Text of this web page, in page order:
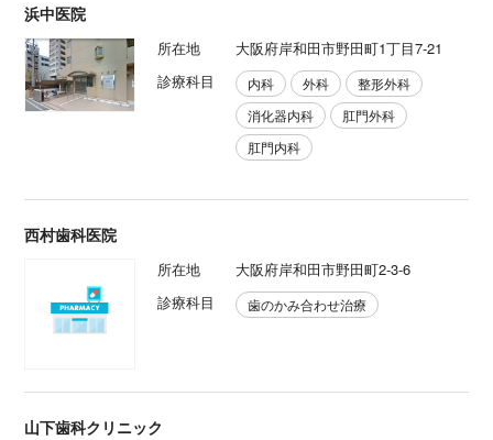
浜中医院
所在地
大阪府岸和田市野田町1丁目7-21
診療科目
内科 外科
整形外科
消化器内科
肛門外科
肛門内科
西村歯科医院
所在地
大阪府岸和田市野田町2-3-6
診療科目
歯のかみ合わせ治療
山下歯科クリニック